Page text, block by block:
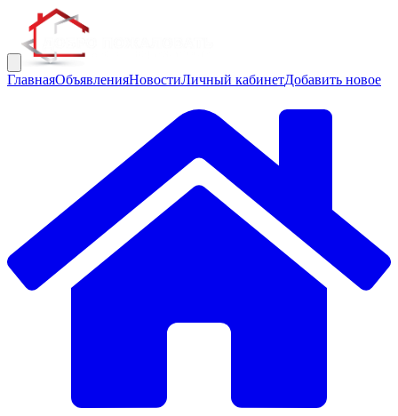
ГлавнаяОбъявленияНовостиЛичный кабинетДобавить новое